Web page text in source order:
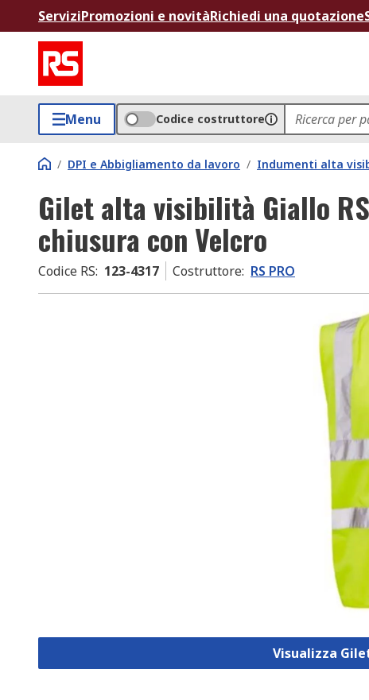
ServiziPromozioni e novitàRichiedi una quotazione
Menu Codice costruttore
/ DPI e Abbigliamento da lavoro / Indumenti alta
Gilet alta visibilità Giallo
chiusura con Velcro
Codice RS: 123-4317 Costruttore: RS PRO
Visualizza